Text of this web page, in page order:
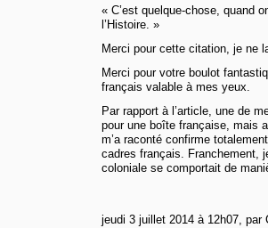
« C’est quelque-chose, quand
l’Histoire. »
Merci pour cette citation, je ne
Merci pour votre boulot
français valable à mes yeux.
Par rapport à l’article, une de
pour une boîte française, mais
m’a raconté confirme
cadres français. Franchement,
coloniale se comportait de
jeudi 3 juillet 2014 à 12h07, par